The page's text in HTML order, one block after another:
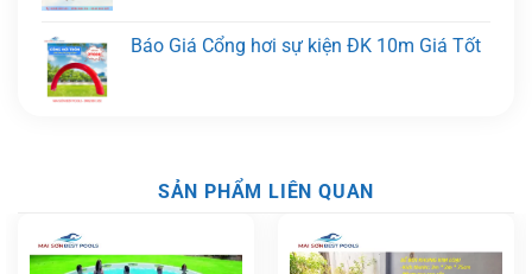
Báo Giá Cổng hơi sự kiện ĐK 10m Giá Tốt
SẢN PHẨM LIÊN QUAN